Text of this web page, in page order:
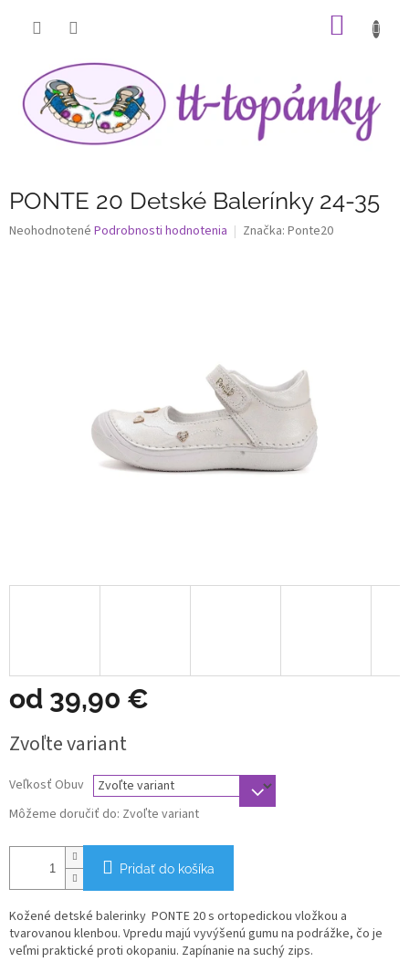
PONTE 20 Detské Balerínky 24-35
Priemerné
Neohodnotené Podrobnosti hodnotenia Značka: Ponte20
od 39,90 €
cena:
Zvoľte variant
Veľkosť Obuv
Môžeme doručiť do: Zvoľte variant
Pridať do košíka
Kožené detské balerinky PONTE 20 s ortopedickou vložkou a
tvarovanou klenbou. Vpredu majú vyvýšenú gumu na podrážke, čo je
veľmi praktické proti okopaniu. Zapínanie na suchý zips.